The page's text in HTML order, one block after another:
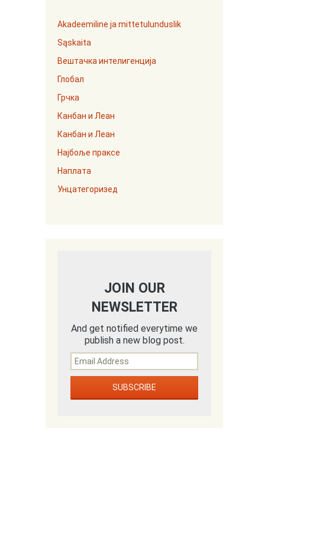
Akadeemiline ja mittetulunduslik
Sąskaita
Вештачка интелигенција
Глобал
Грчка
Канбан и Леан
Канбан и Леан
Најбоље праксе
Наплата
Унцатегоризед
JOIN OUR
NEWSLETTER
And get notified everytime we
publish a new blog post.